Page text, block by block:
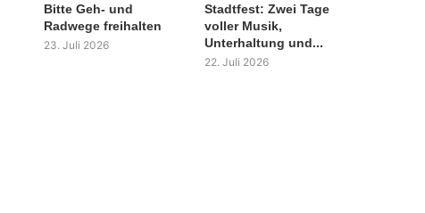
Bitte Geh- und
Radwege freihalten
23. Juli 2026
Stadtfest: Zwei Tage
voller Musik,
Unterhaltung und...
22. Juli 2026